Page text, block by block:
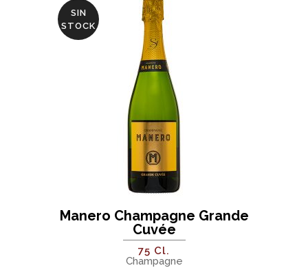
SIN
STOCK
Manero Champagne Grande
Cuvée
75 Cl.
Champagne